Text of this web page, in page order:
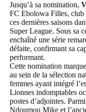
Jusqu’à sa nomination,
FC Ebolowa Filles, club
ces dernières saisons
Super League. Sous sa
enchaîné une série
défaite, confirmant sa
performant.
Cette nomination
au sein de la sélection
femmes ayant intégré
Lionnes indomptables
postes d’adjointes.
Ndoumou Mike et